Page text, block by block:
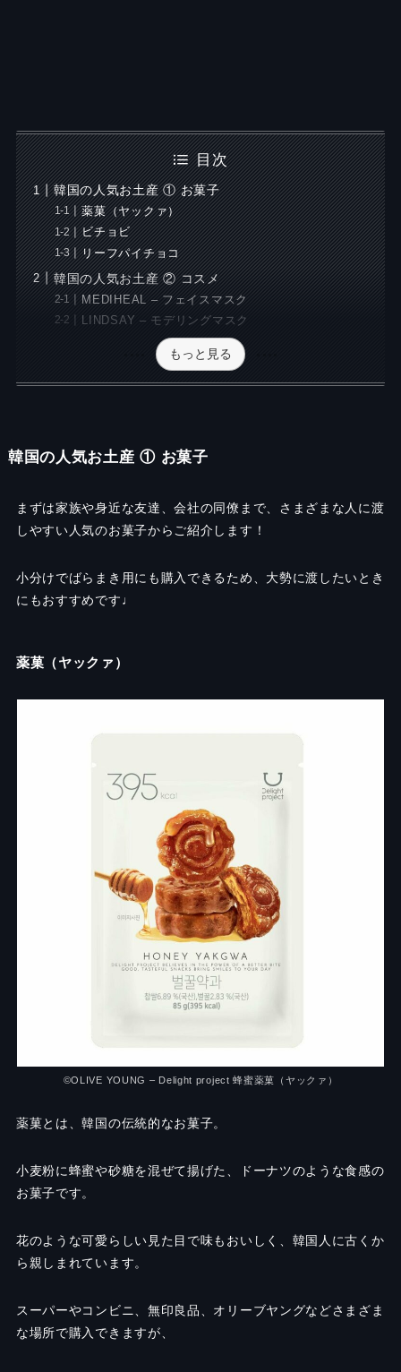
目次
韓国の人気お土産 ① お菓子
薬菓（ヤックァ）
ビチョビ
リーフパイチョコ
韓国の人気お土産 ② コスメ
MEDIHEAL – フェイスマスク
LINDSAY – モデリングマスク
もっと見る
韓国の人気お土産 ① お菓子
まずは家族や身近な友達、会社の同僚まで、さまざまな人に渡
しやすい人気のお菓子からご紹介します！
小分けでばらまき用にも購入できるため、大勢に渡したいとき
にもおすすめです♩
薬菓（ヤックァ）
©OLIVE YOUNG – Delight project 蜂蜜薬菓（ヤックァ）
薬菓とは、韓国の伝統的なお菓子。
小麦粉に蜂蜜や砂糖を混ぜて揚げた、ドーナツのような食感の
お菓子です。
花のような可愛らしい見た目で味もおいしく、韓国人に古くか
ら親しまれています。
スーパーやコンビニ、無印良品、オリーブヤングなどさまざま
な場所で購入できますが、